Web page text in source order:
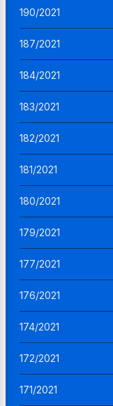
190/2021
187/2021
184/2021
183/2021
182/2021
181/2021
180/2021
179/2021
177/2021
176/2021
174/2021
172/2021
171/2021